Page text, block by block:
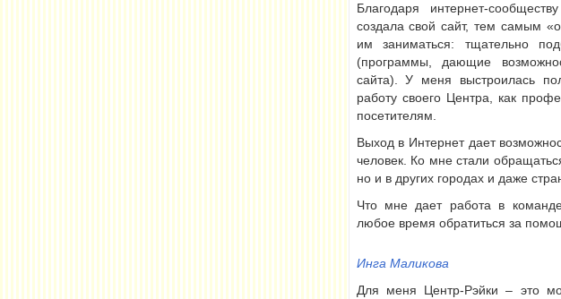
Благодаря интернет-
создала свой сайт, тем самым
им заниматься: тщательно
(программы, дающие
сайта). У меня выстроилась
работу своего Центра, как
посетителям.
Выход в Интернет дает
человек. Ко мне стали
но и в других городах и даже
Что мне дает работа в
любое время обратиться за
Инга Маликова
Для меня Центр-Рэйки – это